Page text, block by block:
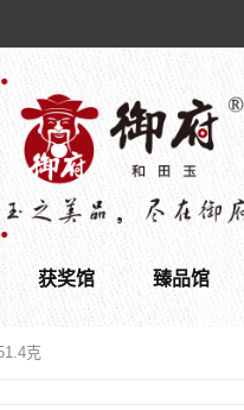
获奖馆 臻品馆
克